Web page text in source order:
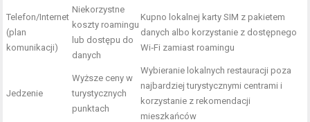
Telefon/Internet
(plan
komunikacji)
Niekorzystne
koszty roamingu
lub dostępu do
danych
Kupno lokalnej karty SIM z pakietem
danych albo korzystanie z dostępnego
Wi‑Fi zamiast roamingu
Jedzenie
Wyższe ceny w
turystycznych
punktach
Wybieranie lokalnych restauracji poza
najbardziej turystycznymi centrami i
korzystanie z rekomendacji
mieszkańców